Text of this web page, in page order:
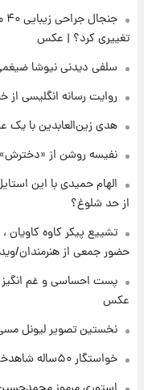
۱۹ ساعت پیش
خواستگار
۲۰ ساعت پیش
تغییری کرد؟ | عکس
سلفی دیدنی نیوشا ضیغمی
روایت رسانه انگلیسی از
هدی زین‌العابدین با یک
نفیسه روشن از «دخترش»
الهام حمیدی با این
از حد شلوغ؟
تشییع پیکر کاوه کاویان ،
حضور جمعی از هنرمندان/ویدیو
پست احساسی و غم انگیز
عکس
نخستین تصویر لیونل مسی
خواستگار ۵۰ساله شاهدخت لئونور بازداشت شد